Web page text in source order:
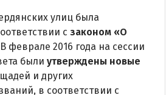
улиц была
с законом «О
феврале 2016 года на сессии
были утверждены новые
и других
в соответствии с